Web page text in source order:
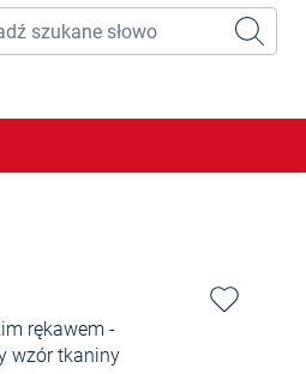
rękawem -
wzór tkaniny